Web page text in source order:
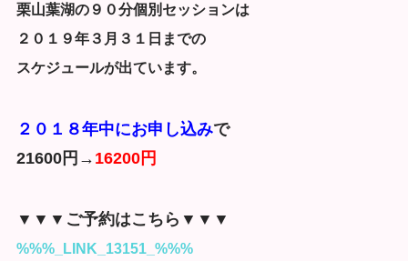
栗山葉湖の９０分個別セッションは
２０１９年３月３１日までの
スケジュールが出ています。
２０１８年中にお申し込みで
21600円→ 16200円
▼▼▼ご予約はこちら▼▼▼
%%%_LINK_13151_%%%